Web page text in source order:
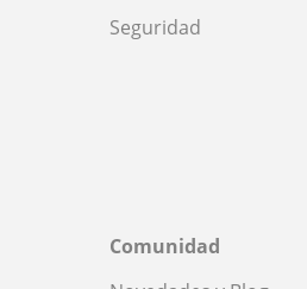
Seguridad
Comunidad